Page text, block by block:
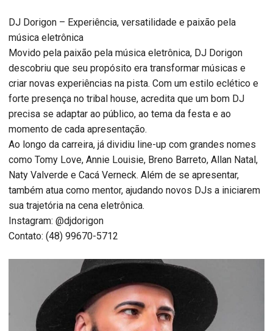
DJ Dorigon – Experiência, versatilidade e paixão pela
música eletrônica
Movido pela paixão pela música eletrônica, DJ Dorigon
descobriu que seu propósito era transformar músicas e
criar novas experiências na pista. Com um estilo eclético e
forte presença no tribal house, acredita que um bom DJ
precisa se adaptar ao público, ao tema da festa e ao
momento de cada apresentação.
Ao longo da carreira, já dividiu line-up com grandes nomes
como Tomy Love, Annie Louisie, Breno Barreto, Allan Natal,
Naty Valverde e Cacá Verneck. Além de se apresentar,
também atua como mentor, ajudando novos DJs a iniciarem
sua trajetória na cena eletrônica.
Instagram: @djdorigon
Contato: (48) 99670-5712